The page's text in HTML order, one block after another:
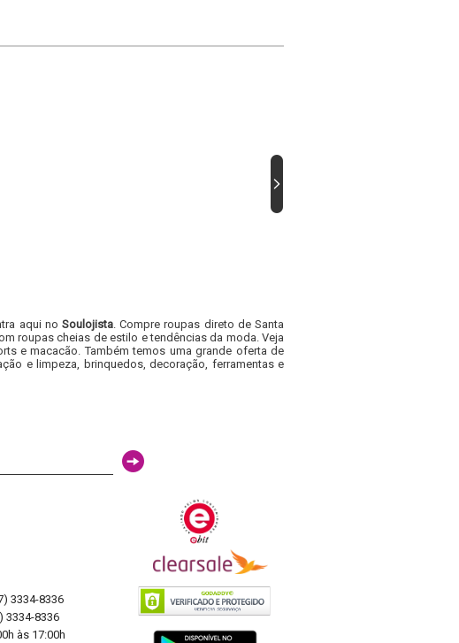
aqui no Soulojista. Compre roupas direto de Santa
roupas cheias de estilo e tendências da moda. Veja
e macacão. Também temos uma grande oferta de
e limpeza, brinquedos, decoração, ferramentas e
3334-8336
3334-8336
às 17:00h